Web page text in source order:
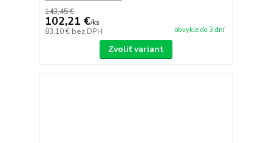
143,45 €
102,21 €/ks
83,10 € bez DPH obvykle do 3 dní
Zvoliť variant